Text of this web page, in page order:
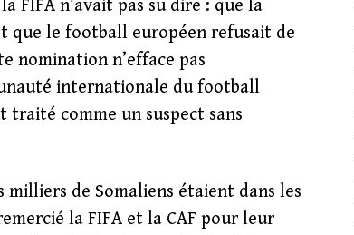
FIFA n’avait pas su dire : que la
que le football européen refusait de
nomination n’efface pas
internationale du football
comme un suspect sans
de Somaliens étaient dans les
la FIFA et la CAF pour leur